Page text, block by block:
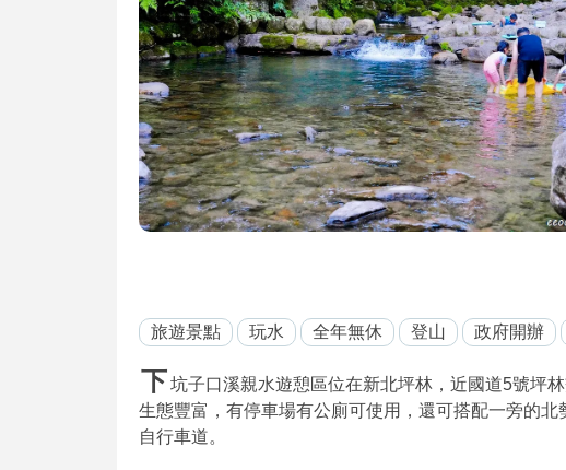
旅遊景點 玩水 全年無休 登山 政府開辦
下坑子口溪親水遊憩區位在新北坪林，近國道5號坪
生態豐富，有停車場有公廁可使用，還可搭配一旁的
自行車道。